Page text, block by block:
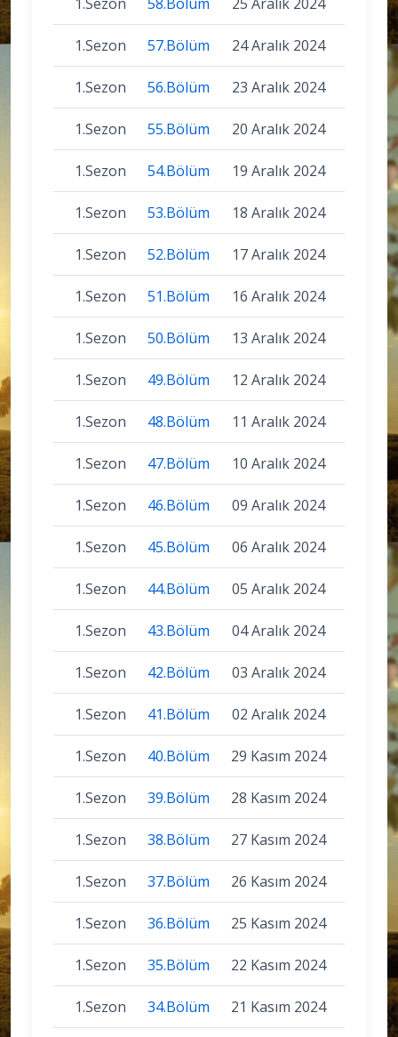
1.Sezon 57.Bölüm 24 Aralık 2024
1.Sezon 56.Bölüm 23 Aralık 2024
1.Sezon 55.Bölüm 20 Aralık 2024
1.Sezon 54.Bölüm 19 Aralık 2024
1.Sezon 53.Bölüm 18 Aralık 2024
1.Sezon 52.Bölüm 17 Aralık 2024
1.Sezon 51.Bölüm 16 Aralık 2024
1.Sezon 50.Bölüm 13 Aralık 2024
1.Sezon 49.Bölüm 12 Aralık 2024
1.Sezon 48.Bölüm 11 Aralık 2024
1.Sezon 47.Bölüm 10 Aralık 2024
1.Sezon 46.Bölüm 09 Aralık 2024
1.Sezon 45.Bölüm 06 Aralık 2024
1.Sezon 44.Bölüm 05 Aralık 2024
1.Sezon 43.Bölüm 04 Aralık 2024
1.Sezon 42.Bölüm 03 Aralık 2024
1.Sezon 41.Bölüm 02 Aralık 2024
1.Sezon 40.Bölüm 29 Kasım 2024
1.Sezon 39.Bölüm 28 Kasım 2024
1.Sezon 38.Bölüm 27 Kasım 2024
1.Sezon 37.Bölüm 26 Kasım 2024
1.Sezon 36.Bölüm 25 Kasım 2024
1.Sezon 35.Bölüm 22 Kasım 2024
1.Sezon 34.Bölüm 21 Kasım 2024